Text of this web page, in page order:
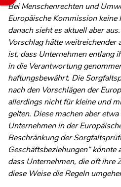
Bei Menschenrechten und
Europäische Kommission keine
danach sieht es aktuell aber
Vorschlag hätte weitreichender
ist, dass Unternehmen entlang
in die Verantwortung
haftungsbewährt. Die
nach den Vorschlägen der
allerdings nicht für kleine und
gelten. Diese machen aber
Unternehmen in der
Beschränkung der
Geschäftsbeziehungen“ könnte
dass Unternehmen, die oft ihre
diese Weise die Regeln